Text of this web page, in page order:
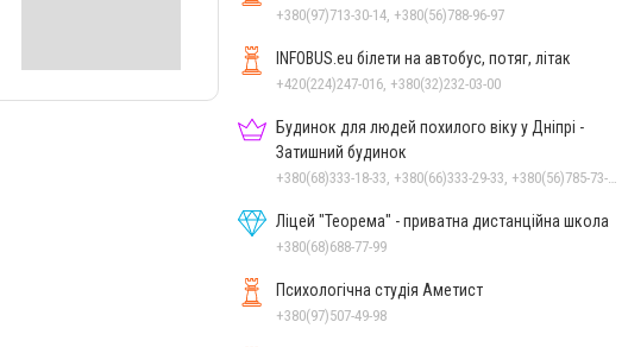
+380(97)713-30-14, +380(56)788-96-97
INFOBUS.eu білети на автобус, потяг, літак
+420(224)247-016, +380(32)232-03-00
Будинок для людей похилого віку у Дніпрі -
Затишний будинок
Ліцей "Теорема" - приватна дистанційна школа
+380(68)688-77-99
Психологічна студія Аметист
+380(97)507-49-98